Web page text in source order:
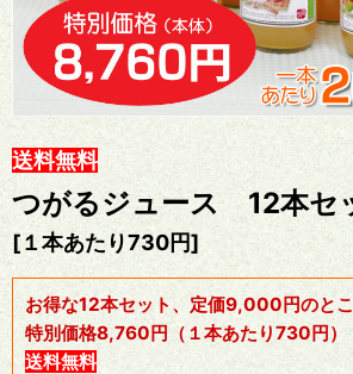
送料無料
つがるジュース 12本セ
[１本あたり730円]
お得な12本セット、定価9,000円のと
特別価格8,760円（１本あたり730円）
送料無料